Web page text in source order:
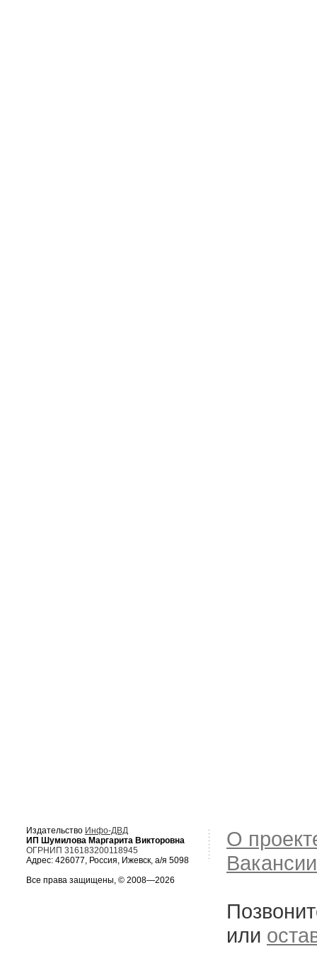
Издательство Инфо-ДВД
ИП Шумилова Маргарита Викторовна
ОГРНИП 316183200118945
Адрес: 426077, Россия, Ижевск, а/я 5098
Все права защищены, © 2008—2026
О
Вакансии
или